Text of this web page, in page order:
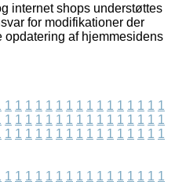
internet shops understøttes
for modifikationer der
opdatering af hjemmesidens
1 1 1 1 1 1 1 1 1 1 1 1 1 1 1 1
1 1 1 1 1 1 1 1 1 1 1 1 1 1 1 1
1 1 1 1 1 1 1 1 1 1 1 1 1 1 1 1
1 1 1 1 1 1 1 1 1 1 1 1 1 1 1 1